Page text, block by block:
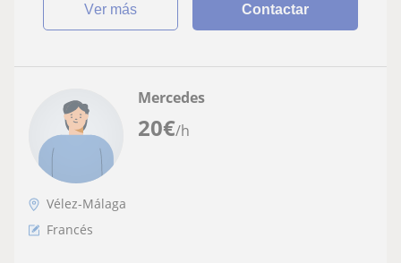
ver más Contactar
20€/h
Mercedes
Vélez-Málaga
Francés